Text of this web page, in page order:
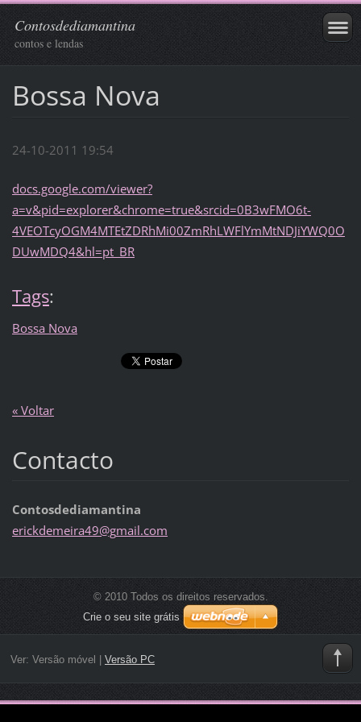
Contosdediamantina
contos e lendas
Bossa Nova
24-10-2011 19:54
docs.google.com/viewer?
a=v&pid=explorer&chrome=true&srcid=0B3wFMO6t-
4VEOTcyOGM4MTEtZDRhMi00ZmRhLWFlYmMtNDJiYWQ0O
DUwMDQ4&hl=pt_BR
Tags:
Bossa Nova
« Voltar
Contacto
Contosdediamantina
erickdemeira49@gmail.com
© 2010 Todos os direitos reservados.
Crie o seu site grátis
Ver: Versão móvel Versão PC